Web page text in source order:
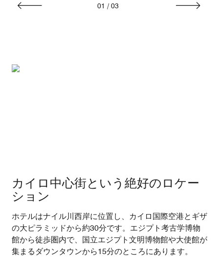
01 / 03
カイロ中心街という絶好のロケー
ション
ホテルはナイル川西岸に位置し、カイロ国際空港とギザ
の大ピラミッドから約30分です。エジプト考古学博物
館から徒歩圏内で、国立エジプト文明博物館や大使館が
集まるダウンタウンから15分のところにあります。